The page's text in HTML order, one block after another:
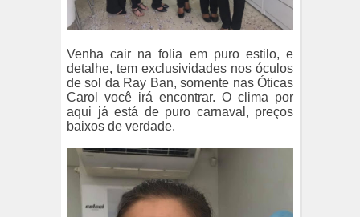
Venha cair na folia em puro estilo, e
detalhe, tem exclusividades nos óculos
de sol da Ray Ban, somente nas Óticas
Carol você irá encontrar. O clima por
aqui já está de puro carnaval, preços
baixos de verdade.